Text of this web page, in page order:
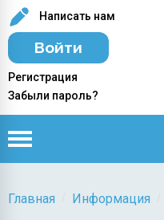
Написать нам
Войти
Регистрация
Забыли пароль?
Главная Информация